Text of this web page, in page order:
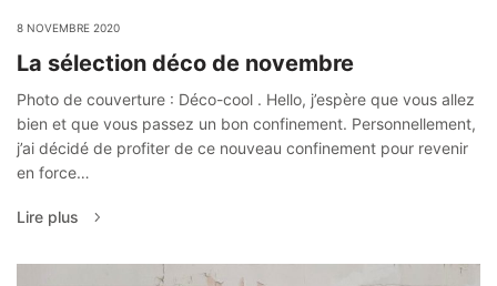
8 NOVEMBRE 2020
La sélection déco de novembre
Photo de couverture : Déco-cool . Hello, j’espère que vous allez
bien et que vous passez un bon confinement. Personnellement,
j’ai décidé de profiter de ce nouveau confinement pour revenir
en force…
Lire plus